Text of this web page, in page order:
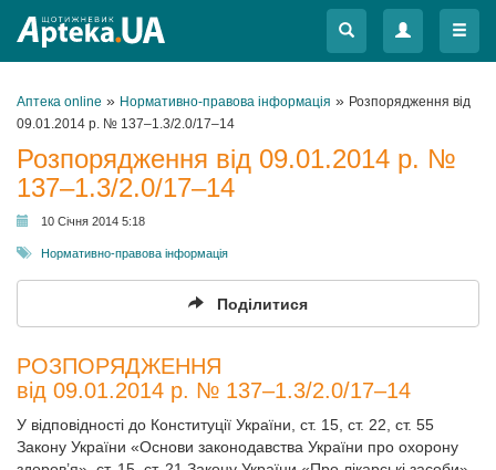
Меню
Меню
Аптека online » Нормативно-правова інформація » Розпорядження від
09.01.2014 р. № 137–1.3/2.0/17–14
Розпорядження від 09.01.2014 р. №
137–1.3/2.0/17–14
10 Січня 2014 5:18
Нормативно-правова інформація
Поділитися
РОЗПОРЯДЖЕННЯ
від 09.01.2014 р. № 137–1.3/2.0/17–14
У відповідності до Конституції України, ст. 15, ст. 22, ст. 55
Закону України «Основи законодавства України про охорону